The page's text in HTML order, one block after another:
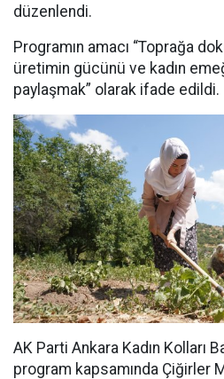
düzenlendi.
Programın amacı “Toprağa
üretimin gücünü ve kadın
paylaşmak” olarak ifade edildi.
AK Parti Ankara Kadın Kolları
program kapsamında Çiğirler